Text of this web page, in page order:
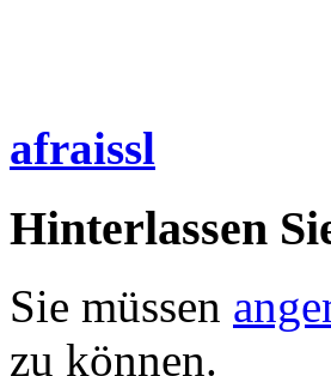
afraissl
Hinterlassen
Sie müssen
zu können.